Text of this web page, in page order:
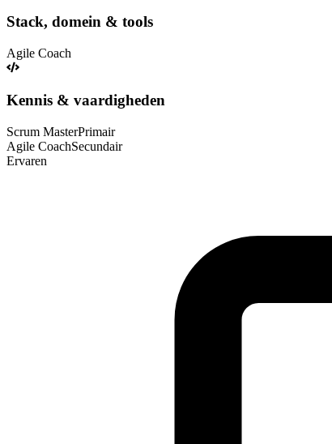
Stack, domein & tools
Agile Coach
Kennis & vaardigheden
Scrum MasterPrimair
Agile CoachSecundair
Ervaren